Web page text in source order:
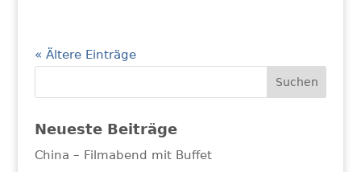
« Ältere Einträge
Neueste Beiträge
China – Filmabend mit Buffet